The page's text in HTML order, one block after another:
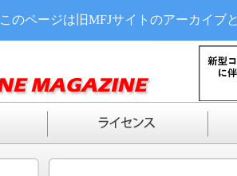
このページは旧MFJサイトのアーカイブ